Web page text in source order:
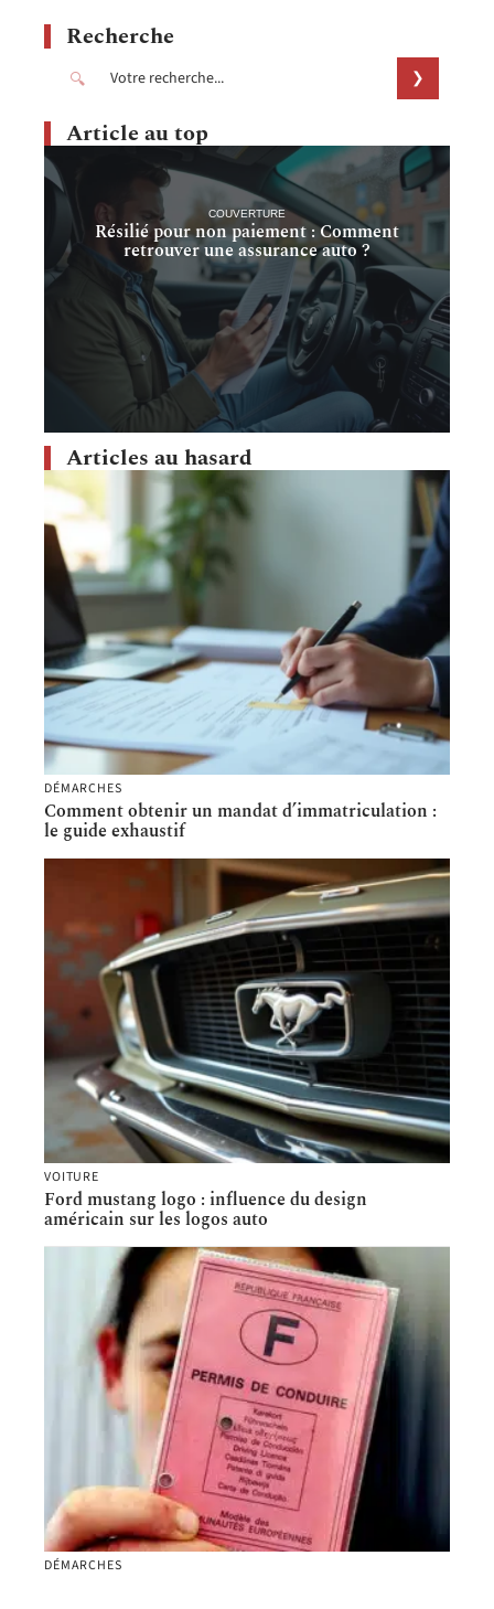
Recherche
Article au top
COUVERTURE
Résilié pour non paiement : Comment
retrouver une assurance auto ?
Articles au hasard
DÉMARCHES
Comment obtenir un mandat d’immatriculation :
le guide exhaustif
VOITURE
Ford mustang logo : influence du design
américain sur les logos auto
DÉMARCHES